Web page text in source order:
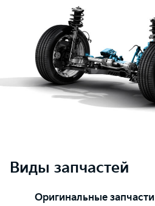
Виды запчастей
Оригинальные запчасти